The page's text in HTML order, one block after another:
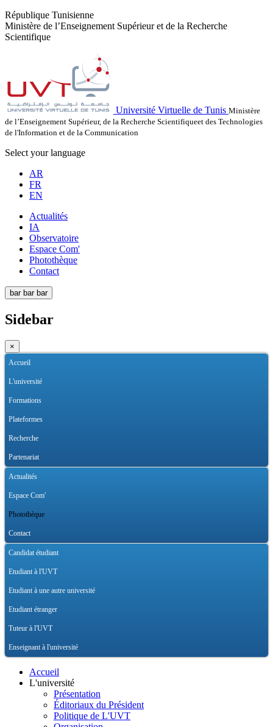
République Tunisienne
Ministère de l’Enseignement Supérieur et de la Recherche
Scientifique
Université Virtuelle de Tunis Ministère
de l’Enseignement Supérieur, de la Recherche Scientifiqueet des Technologies
de l'Information et de la Communication
Select your language
AR
FR
EN
Actualités
IA
Observatoire
Espace Com'
Photothèque
Contact
bar bar bar
Sidebar
×
Accueil
L'université
Formations
Plateformes
Recherche
Partenariat
Actualités
Espace Com'
Photothèque
Contact
Candidat étudiant
Etudiant à l'UVT
Etudiant à une autre université
Etudiant étranger
Tuteur à l'UVT
Enseignant à l'université
Accueil
L'université
Présentation
Éditoriaux du Président
Politique de L'UVT